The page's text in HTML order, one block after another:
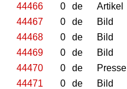
44466
0 de Artikel
44467
0 de Bild
44468
0 de Bild
44469
0 de Bild
44470
0 de Presse
44471
0 de Bild